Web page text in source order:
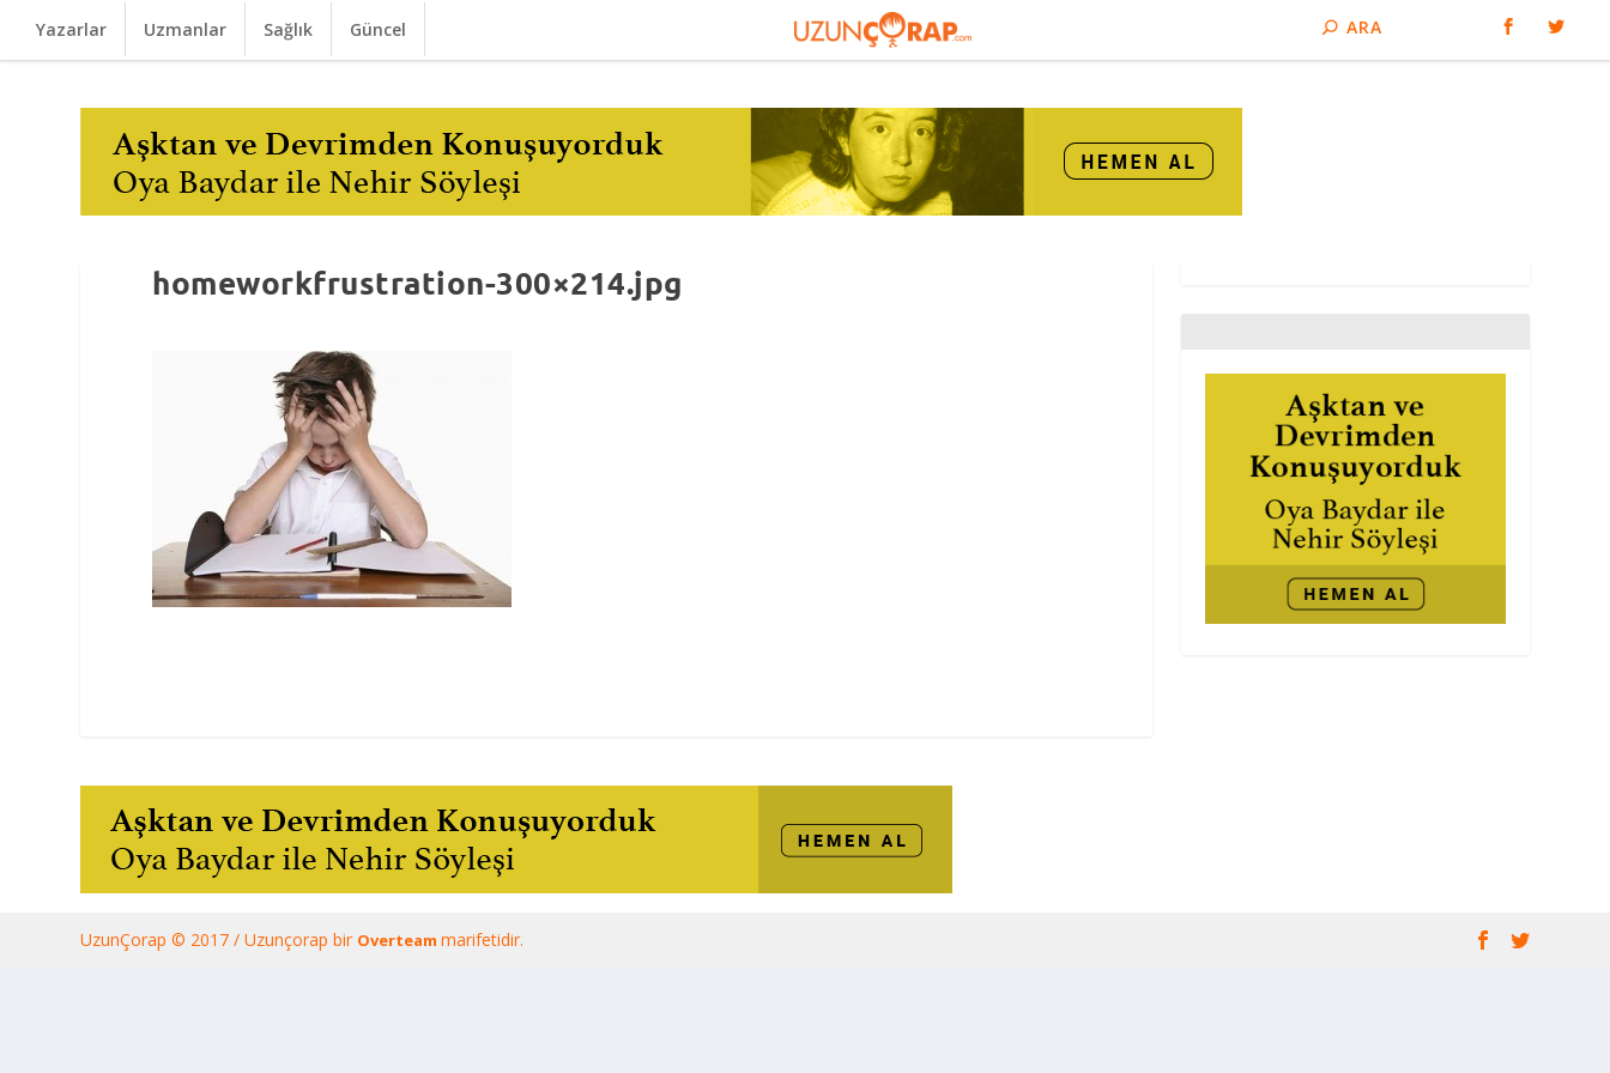
Yazarlar Uzmanlar Sağlık Güncel
homeworkfrustration-300×214.jpg
UzunÇorap © 2017 / Uzunçorap bir Overteammarifetidir.